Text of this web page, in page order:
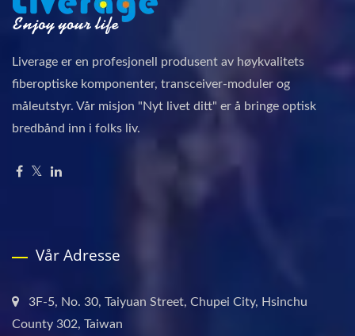
Liverage er en profesjonell produsent av høykvalitets
fiberoptiske komponenter, transceiver-moduler og
måleutstyr. Vår misjon "Nyt livet ditt" er å bringe optisk
bredbånd inn i folks liv.
Vår Adresse
3F-5, No. 30, Taiyuan Street, Chupei City, Hsinchu
County 302, Taiwan